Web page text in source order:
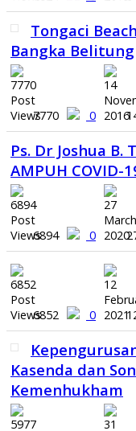
Tongaci
Bangka Belitung
7770 0
Ps. Dr Joshua B.
AMPUH COVID-
6894 0
6852 0
Kasenda dan
Kemenhukham